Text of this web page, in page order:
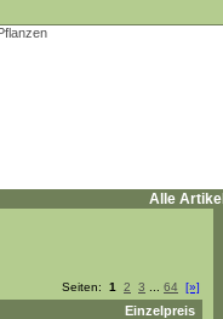
Alle Artikel
Seiten: 1 2 3 64 [»]
Einzelpreis